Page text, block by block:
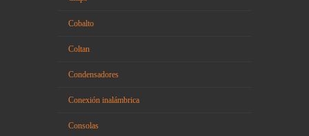
Cobalto
Coltan
Condensadores
Conexión inalámbrica
Consolas